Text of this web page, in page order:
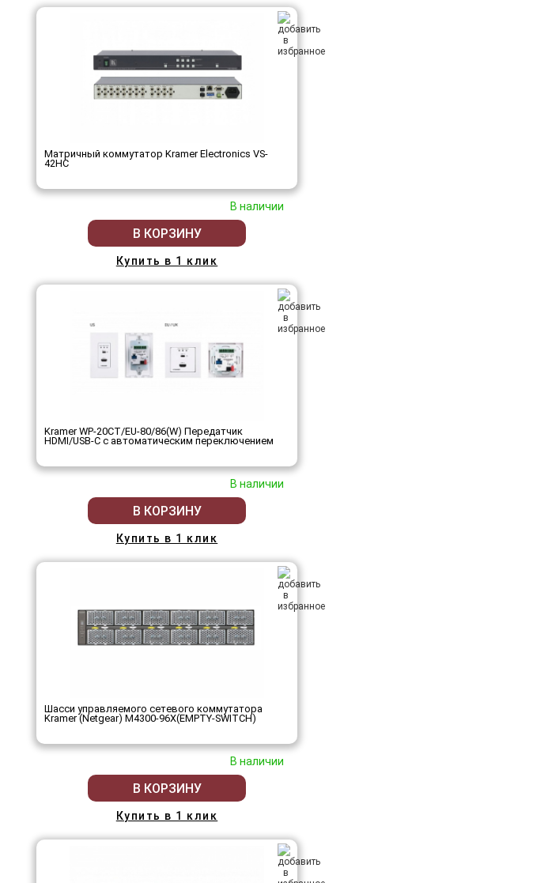
Матричный коммутатор Kramer Electronics VS-
42HC
В наличии
В КОРЗИНУ
Купить в 1 клик
Kramer WP-20CT/EU-80/86(W) Передатчик
HDMI/USB-C с автоматическим переключением
В наличии
В КОРЗИНУ
Купить в 1 клик
Шасси управляемого сетевого коммутатора
Kramer (Netgear) M4300-96X(EMPTY-SWITCH)
В наличии
В КОРЗИНУ
Купить в 1 клик